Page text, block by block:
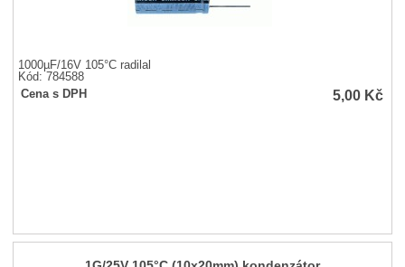
1000µF/16V 105°C radilal
Kód: 784588
Cena s DPH
5,00 Kč